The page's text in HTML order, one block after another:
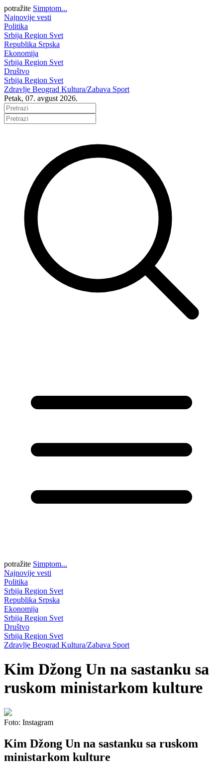
potražite Simptom...
Najnovije vesti
Politika
Srbija Region Svet
Republika Srpska
Ekonomija
Srbija Region Svet
Društvo
Srbija Region Svet
Zdravlje Beograd Kultura/Zabava Sport
Petak, 07. avgust 2026.
potražite Simptom...
Najnovije vesti
Politika
Srbija Region Svet
Republika Srpska
Ekonomija
Srbija Region Svet
Društvo
Srbija Region Svet
Zdravlje Beograd Kultura/Zabava Sport
Kim Džong Un na sastanku sa
ruskom ministarkom kulture
Foto: Instagram
Kim Džong Un na sastanku sa ruskom
ministarkom kulture